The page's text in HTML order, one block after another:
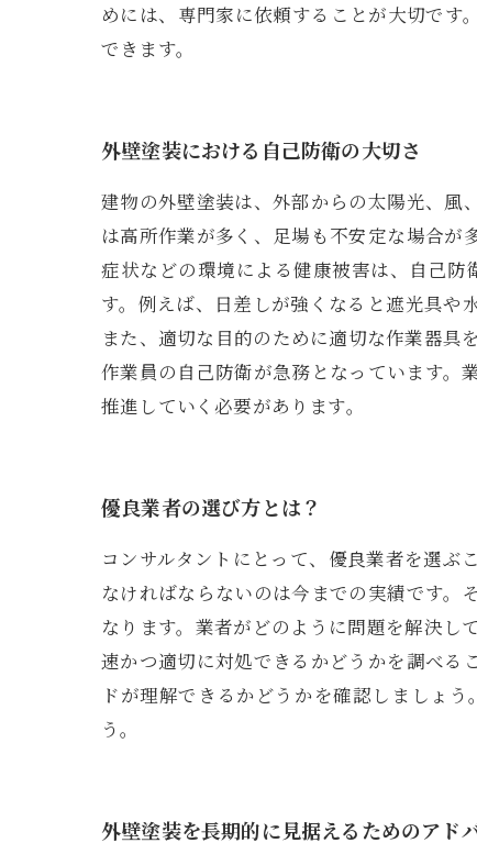
めには、専門家に依頼することが大切で
できます。
外壁塗装における自己防衛の大切さ
建物の外壁塗装は、外部からの太陽光、風
は高所作業が多く、足場も不安定な場合
症状などの環境による健康被害は、自己
す。例えば、日差しが強くなると遮光具や
また、適切な目的のために適切な作業器具
作業員の自己防衛が急務となっています。
推進していく必要があります。
優良業者の選び方とは？
コンサルタントにとって、優良業者を選ぶ
なければならないのは今までの実績です。
なります。業者がどのように問題を解決
速かつ適切に対処できるかどうかを調べる
ドが理解できるかどうかを確認しましょ
う。
外壁塗装を長期的に見据えるためのアド